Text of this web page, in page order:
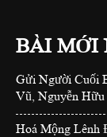
BÀI MỚI
Gửi Người Cuối
Vũ, Nguyễn Hữu
Hoá Mộng Lênh